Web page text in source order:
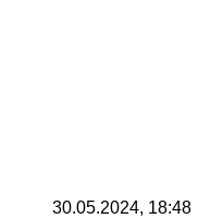
30.05.2024, 18:48